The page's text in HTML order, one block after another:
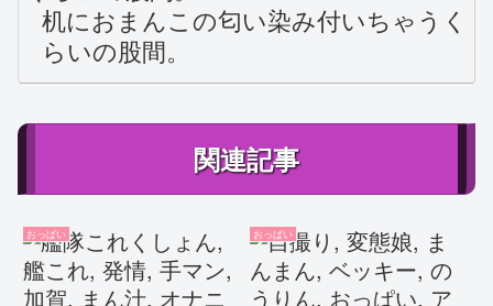
机におまんこの匂い染み付いちゃうく
らいの股間。
関連記事
おっぱい おっぱい